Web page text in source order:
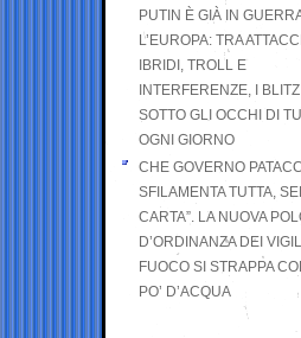
PUTIN È GIÀ IN
L’EUROPA: TRA
IBRIDI, TROLL E
INTERFERENZE, I
SOTTO GLI OCCHI DI
OGNI GIORNO
CHE GOVERNO
SFILAMENTA TUTTA,
CARTA”. LA NUOVA
D’ORDINANZA DEI
FUOCO SI STRAPPA
PO’ D’ACQUA